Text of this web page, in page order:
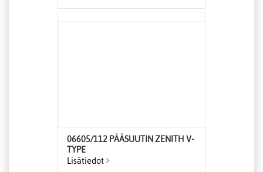
06605/112 PÄÄSUUTIN ZENITH V-
TYPE
Lisätiedot